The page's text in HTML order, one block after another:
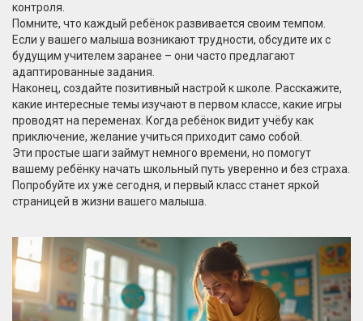
контроля.
Помните, что каждый ребёнок развивается своим темпом.
Если у вашего малыша возникают трудности, обсудите их с
будущим учителем заранее – они часто предлагают
адаптированные задания.
Наконец, создайте позитивный настрой к школе. Расскажите,
какие интересные темы изучают в первом классе, какие игры
проводят на переменах. Когда ребёнок видит учёбу как
приключение, желание учиться приходит само собой.
Эти простые шаги займут немного времени, но помогут
вашему ребёнку начать школьный путь уверенно и без страха.
Попробуйте их уже сегодня, и первый класс станет яркой
страницей в жизни вашего малыша.